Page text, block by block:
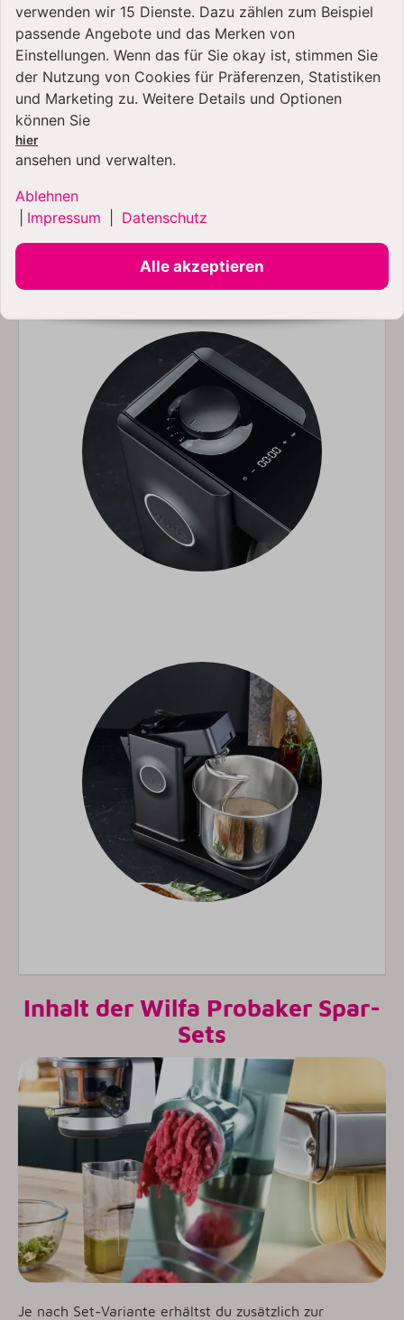
Inhalt der Wilfa Probaker Spar-
Sets
Je nach Set-Variante erhältst du zusätzlich zur
verwenden wir 15 Dienste. Dazu zählen zum Beispiel
passende Angebote und das Merken von
Einstellungen. Wenn das für Sie okay ist, stimmen Sie
der Nutzung von Cookies für Präferenzen, Statistiken
und Marketing zu. Weitere Details und Optionen
können Sie
hier
ansehen und verwalten.
Ablehnen
Impressum Datenschutz
Alle akzeptieren